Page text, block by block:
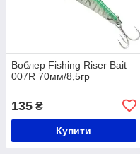
Воблер Fishing Riser Bait
007R 70мм/8,5гр
135 ₴
Купити